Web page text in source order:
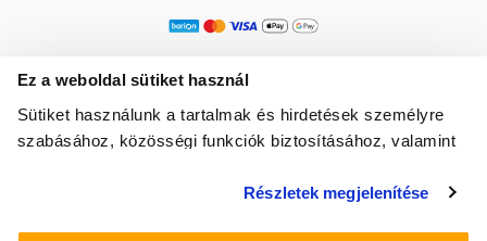
Ez a weboldal sütiket használ
Sütiket használunk a tartalmak és hirdetések személyre
szabásához, közösségi funkciók biztosításához, valamint
média-, hirdető- és elemező partnereinkkel megosztjuk az
Részletek megjelenítése